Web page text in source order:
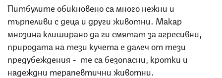
Питбулите обикновено са много нежни и
търпеливи с деца и други животни. Макар
мнозина клиширано да ги смятат за агресивни,
природата на тези кучета е далеч от тези
предубеждения - те са безопасни, кротки и
надеждни терапевтични животни.